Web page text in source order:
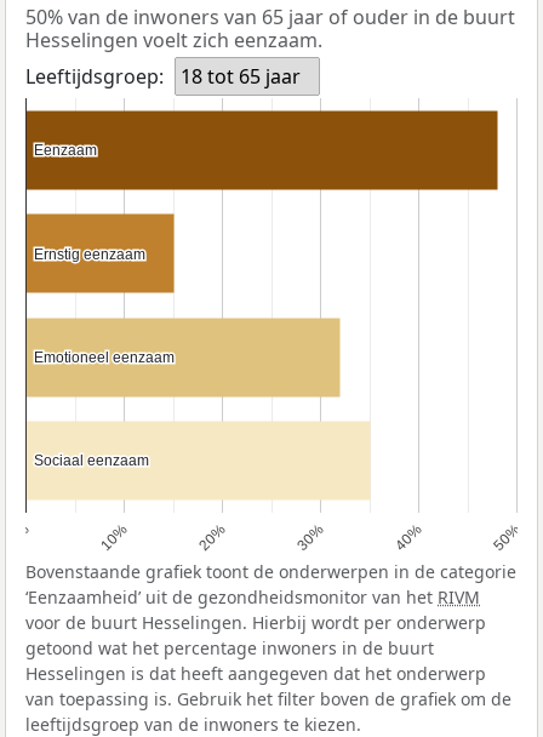
50% van de inwoners van 65 jaar of ouder in de buurt
Hesselingen voelt zich eenzaam.
Leeftijdsgroep:
18 tot 65 jaar
0% 10% 20% 30% 40% 50%
Eenzaam
Eenzaam
Ernstig eenzaam
Ernstig eenzaam
Emotioneel eenzaam
Emotioneel eenzaam
Sociaal eenzaam
Sociaal eenzaam
Bovenstaande grafiek toont de onderwerpen in de categorie
‘Eenzaamheid’ uit de gezondheidsmonitor van het RIVM
voor de buurt Hesselingen. Hierbij wordt per onderwerp
getoond wat het percentage inwoners in de buurt
Hesselingen is dat heeft aangegeven dat het onderwerp
van toepassing is. Gebruik het filter boven de grafiek om de
leeftijdsgroep van de inwoners te kiezen.